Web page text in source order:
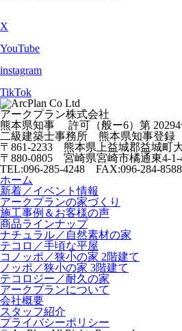
X
YouTube
instagram
TikTok
アークプラン株式会社
熊本県知事 許可（般ー6）第
二級建築士事務所 熊本県知事登録
〒861-2233
熊本県上益城郡益城町
〒880-0805
宮崎県宮崎市橘通東4-1-
TEL:096-285-4248 FAX:096-284-8588
ホーム
新着／イベント情報
アークプランの家づくり
施工事例＆お客様の声
商品ラインナップ
ナチュラル／自然素材の家
テコロ／手頃な平屋
コノッポ／狭小の家 2階建て
ノッポ／狭小の家 3階建て
テコロジー／耐久の家
アークプランについて
会社概要
スタッフ紹介
プライバシーポリシー